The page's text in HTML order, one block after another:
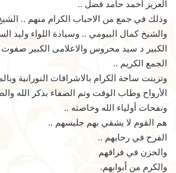
العزيز احمد حامد فضل ..
وذلك في جمع من الاحباب الكرام منهم ..
والشيخ كمال البيومي .. وسيادة اللواء وليد
الكبير د سيد محروس والاعلامى الكبير
الجمع الكريم ..
وتزينت ساحة الكرام بالاشراقات النورانية
الأرواح وطاب الوقت وتم الصفاء بذكر الله
ونفحات أولياء الله وخاصته ..
هم القوم لا يشقي بهم جليسهم ..
الفرح في رحابهم ..
والحزن في فراقهم
والكرم من أبوابهم.